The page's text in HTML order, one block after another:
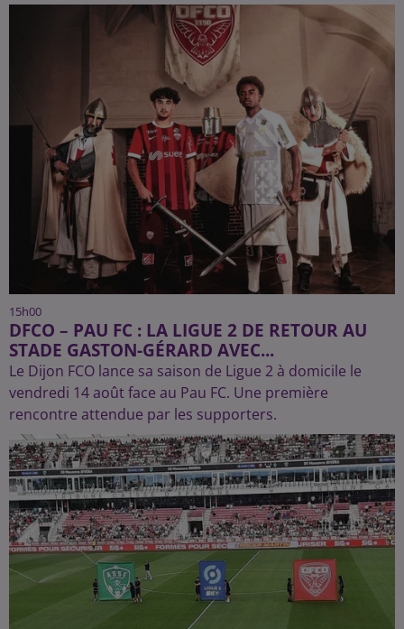
15h00
DFCO – PAU FC : LA LIGUE 2 DE RETOUR AU
STADE GASTON-GÉRARD AVEC...
Le Dijon FCO lance sa saison de Ligue 2 à domicile le
vendredi 14 août face au Pau FC. Une première
rencontre attendue par les supporters.